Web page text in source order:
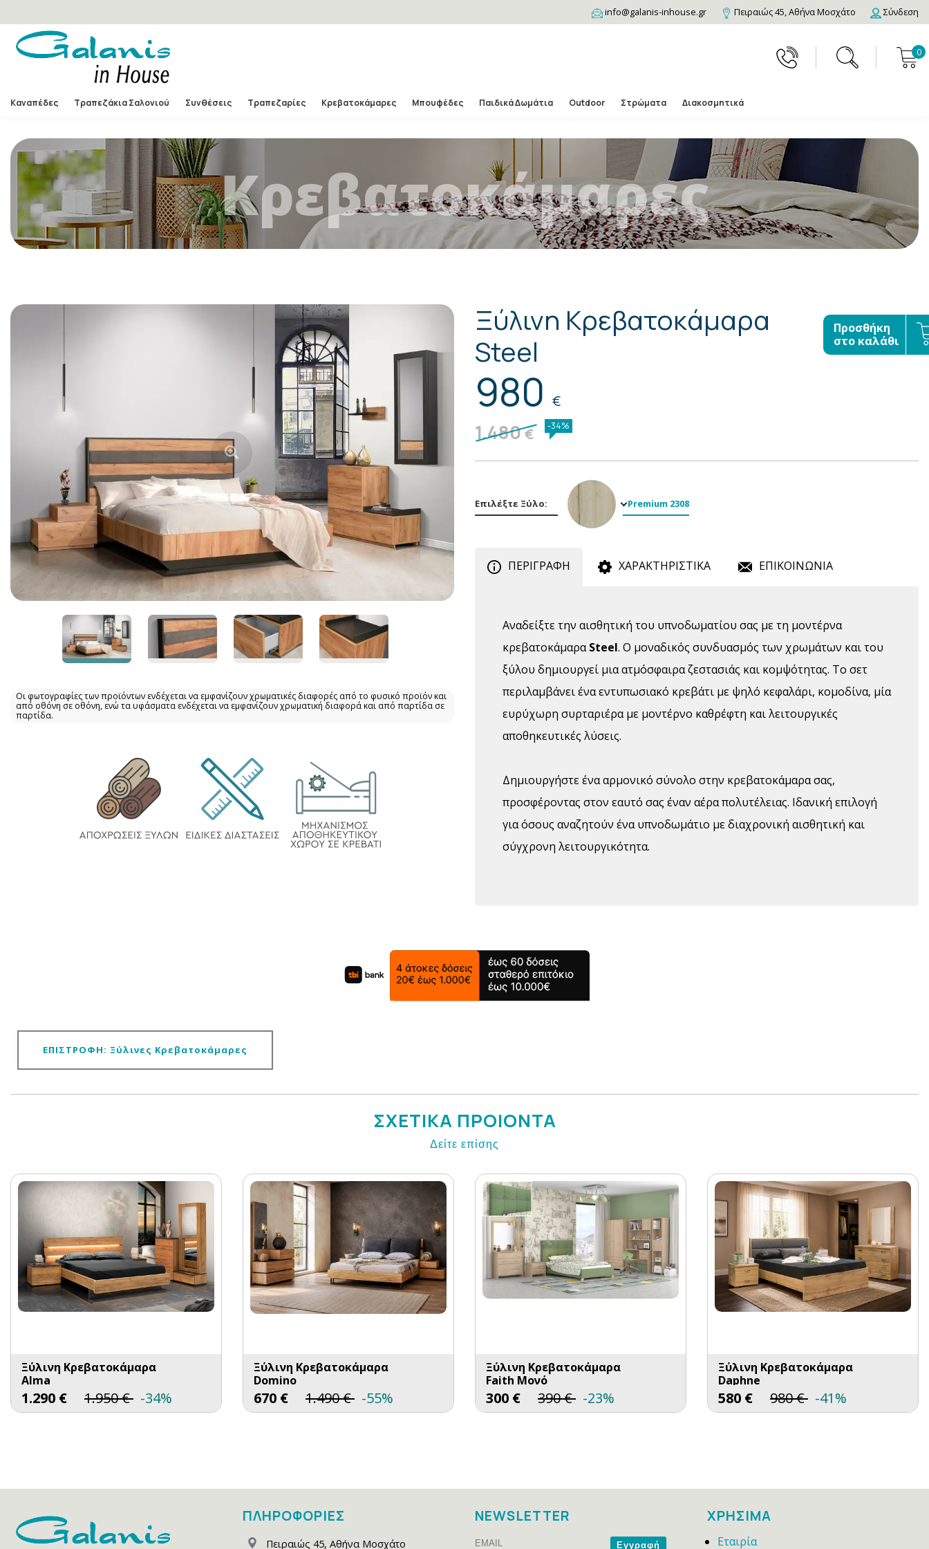
info@galanis-inhouse.gr Πειραιώς 45, Αθήνα Μοσχάτο Σύνδεση
0
Καναπέδες Τραπεζάκια Σαλονιού Συνθέσεις Τραπεζαρίες Κρεβατοκάμαρες Μπουφέδες Παιδικά Δωμάτια Outdoor Στρώματα Διακοσμητικά
Κρεβατοκάμαρες
Οι φωτογραφίες των προϊόντων ενδέχεται να εμφανίζουν χρωματικές διαφορές από το φυσικό προϊόν και
από οθόνη σε οθόνη, ενώ τα υφάσματα ενδέχεται να εμφανίζουν χρωματική διαφορά και από παρτίδα σε
παρτίδα.
Ξύλινη Κρεβατοκάμαρα
Steel
980 €
1.480€ -34%
Προσθήκη
στο καλάθι
Επιλέξτε Ξύλο: Premium 2308
ΠΕΡΙΓΡΑΦΗ ΧΑΡΑΚΤΗΡΙΣΤΙΚΑ ΕΠΙΚΟΙΝΩΝΙΑ
Αναδείξτε την αισθητική του υπνοδωματίου σας με τη μοντέρνα
κρεβατοκάμαραSteel. Ο μοναδικός συνδυασμός των χρωμάτων και του
ξύλου δημιουργεί μια ατμόσφαιρα ζεστασιάς και κομψότητας. Το σετ
περιλαμβάνει ένα εντυπωσιακό κρεβάτι με ψηλό κεφαλάρι, κομοδίνα, μία
ευρύχωρη συρταριέρα με μοντέρνο καθρέφτη και λειτουργικές
αποθηκευτικές λύσεις.
Δημιουργήστε ένα αρμονικό σύνολο στην κρεβατοκάμαρα σας,
προσφέροντας στον εαυτό σας έναν αέρα πολυτέλειας. Ιδανική επιλογή
για όσους αναζητούν ένα υπνοδωμάτιο με διαχρονική αισθητική και
σύγχρονη λειτουργικότητα.
ΕΠΙΣΤΡΟΦΗ: Ξύλινες Κρεβατοκάμαρες
ΣΧΕΤΙΚΑ ΠΡΟΙΟΝΤΑ
Δείτε επίσης
Ξύλινη Κρεβατοκάμαρα
Alma
1.290 € 1.950€ -34%
Ξύλινη Κρεβατοκάμαρα
Domino
670 € 1.490€ -55%
Ξύλινη Κρεβατοκάμαρα
Faith Μονό
300 € 390€ -23%
Ξύλινη Κρεβατοκάμαρα
Daphne
580 € 980€ -41%
ΠΛΗΡΟΦΟΡΙΕΣ
Πειραιώς 45, Αθήνα Μοσχάτο
NEWSLETTER
Email Name
ΧΡΗΣΙΜΑ
Εταιρία